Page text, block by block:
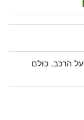
הרכב. כולם